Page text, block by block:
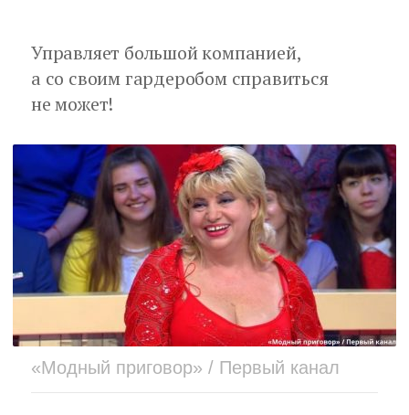
Управляет большой компанией,
а со своим гардеробом справиться
не может!
«Модный приговор» / Первый канал